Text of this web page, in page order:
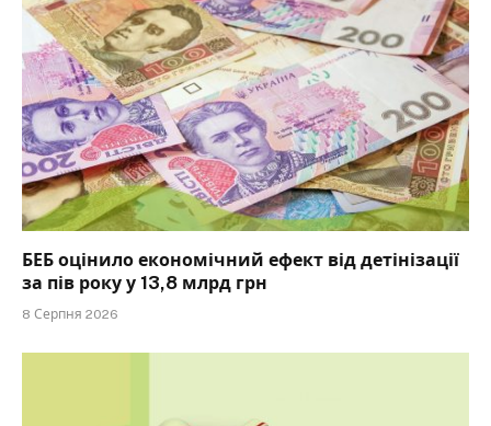
БЕБ оцінило економічний ефект від детінізації
за пів року у 13,8 млрд грн
8 Серпня 2026